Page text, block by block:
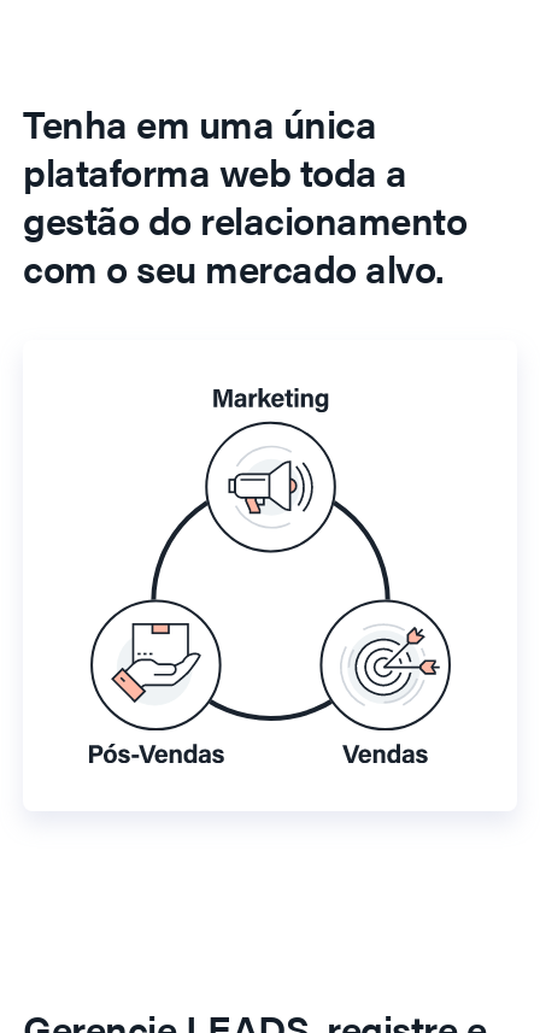
Tenha em uma única
plataforma web toda a
gestão do relacionamento
com o seu mercado alvo.